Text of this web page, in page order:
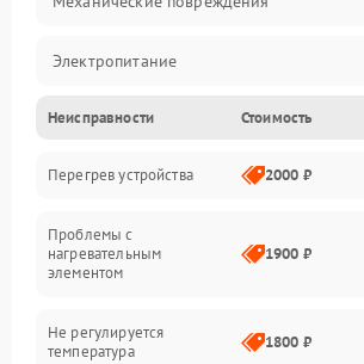
Электропитание
Парообразование
Герметичность
Механика
Неисправности Стоимость
Перегрев устройства 2000 ₽
Проблемы с
нагревательным
элементом
1900 ₽
Не регулируется
температура
1800 ₽